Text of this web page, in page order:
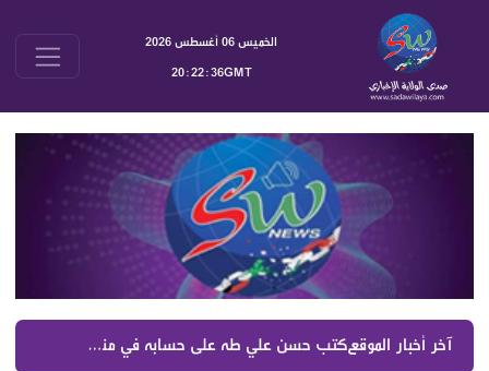
الخميس 06 أغسطس 2026
20:22:36GMT
آخر أخبار الموقع : كتب حسن علي طه على حسابه في منصة اكس